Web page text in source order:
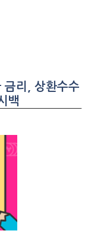
금리, 상환수수
백